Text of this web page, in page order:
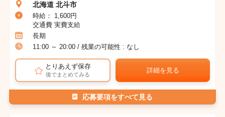
北海道 北斗市
時給： 1,600円
交通費 実費支給
長期
11:00 ～ 20:00 / 残業の可能性 : なし
とりあえず保存
後でまとめてみる
詳細を見る
応募要項をすべて見る